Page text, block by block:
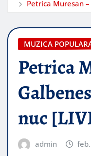
Petrica Muresan
MUZICA
Petrica
nuc
admin